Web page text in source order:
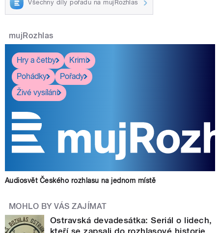
Všechny díly pořadu na mujRozhlas
mujRozhlas
Hry a četby
Krimi
Pohádky
Pořady
Živé vysílání
Audiosvět Českého rozhlasu na jednom místě
MOHLO BY VÁS ZAJÍMAT
Ostravská devadesátka: Seriál o lidech,
kteří se zapsali do rozhlasové historie